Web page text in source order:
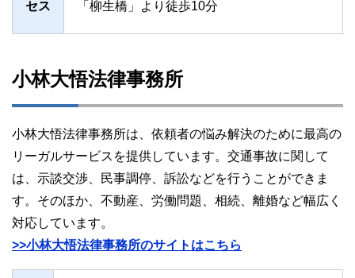
セス
「柳生橋」より徒歩10分
小林大悟法律事務所
小林大悟法律事務所は、依頼者の悩み解決のために最高の
リーガルサービスを提供しています。交通事故に関して
は、示談交渉、民事調停、訴訟などを行うことができま
す。そのほか、不動産、労働問題、相続、離婚など幅広く
対応しています。
>>小林大悟法律事務所のサイトはこちら